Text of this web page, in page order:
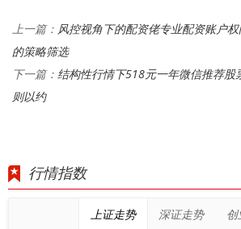
上一篇： 风控视角下的配资佬专业配资账户
的策略筛选
下一篇： 结构性行情下518元一年微信推荐股
则以约
行情指数
上证走势 深证走势 创